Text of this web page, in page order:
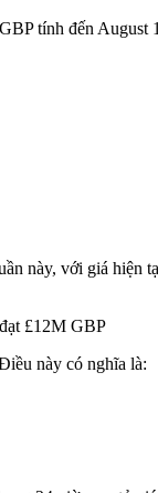
tính đến August
này, với giá hiện
£12M GBP
này có nghĩa là: